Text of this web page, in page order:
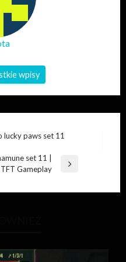
wpisy
lucky paws set 11
set 11 |
TFT Gameplay